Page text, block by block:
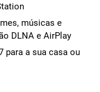
músicas e
DLNA e AirPlay
para a sua casa ou